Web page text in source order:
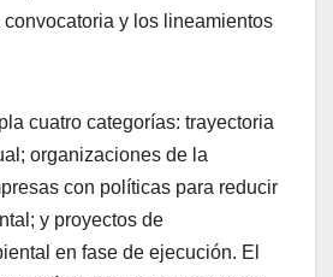
convocatoria y los lineamientos
cuatro categorías: trayectoria
organizaciones de la
con políticas para reducir
y proyectos de
en fase de ejecución. El